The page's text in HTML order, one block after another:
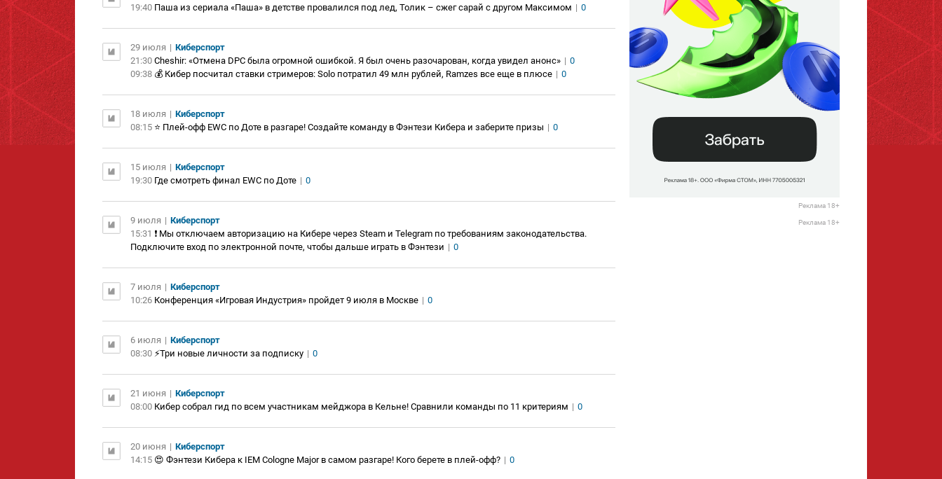
19:40 Паша из сериала «Паша» в детстве провалился под лед, Толик – сжег сарай с другом Максимом | 0
29 июля | Киберспорт
21:30 Cheshir: «Отмена DPC была огромной ошибкой. Я был очень разочарован, когда увидел анонс» | 0
09:38 💰 Кибер посчитал ставки стримеров: Solo потратил 49 млн рублей, Ramzes все еще в плюсе | 0
18 июля | Киберспорт
08:15 ⭐️ Плей-офф EWC по Доте в разгаре! Создайте команду в Фэнтези Кибера и заберите призы | 0
15 июля | Киберспорт
19:30 Где смотреть финал EWC по Доте | 0
9 июля | Киберспорт
15:31 ❗️ Мы отключаем авторизацию на Кибере через Steam и Telegram по требованиям законодательства.
Подключите вход по электронной почте, чтобы дальше играть в Фэнтези | 0
7 июля | Киберспорт
10:26 Конференция «Игровая Индустрия» пройдет 9 июля в Москве | 0
6 июля | Киберспорт
08:30 ⚡️Три новые личности за подписку | 0
21 июня | Киберспорт
08:00 Кибер собрал гид по всем участникам мейджора в Кельне! Сравнили команды по 11 критериям | 0
20 июня | Киберспорт
14:15 😍 Фэнтези Кибера к IEM Cologne Major в самом разгаре! Кого берете в плей-офф? | 0
Реклама 18+
Реклама 18+